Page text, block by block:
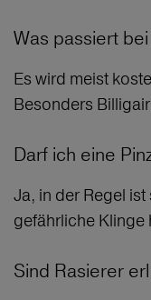
Was passiert
Es wird meist
Besonders
Darf ich eine
Ja, in der Regel
gefährliche Klinge
Sind Rasierer